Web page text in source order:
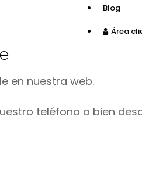
Blog
Área
en nuestra web.
teléfono o bien